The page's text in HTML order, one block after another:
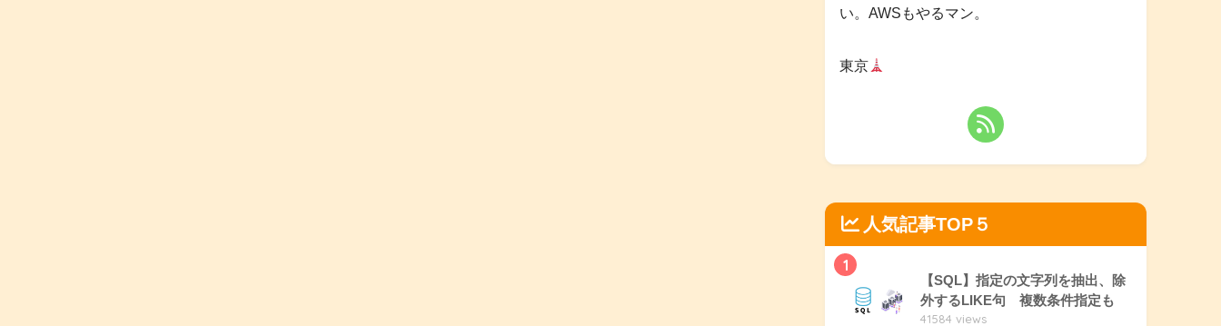
い。AWSもやるマン。
東京
人気記事TOP５
1
【SQL】指定の文字列を抽出、除
外するLIKE句 複数条件指定も
41584 views